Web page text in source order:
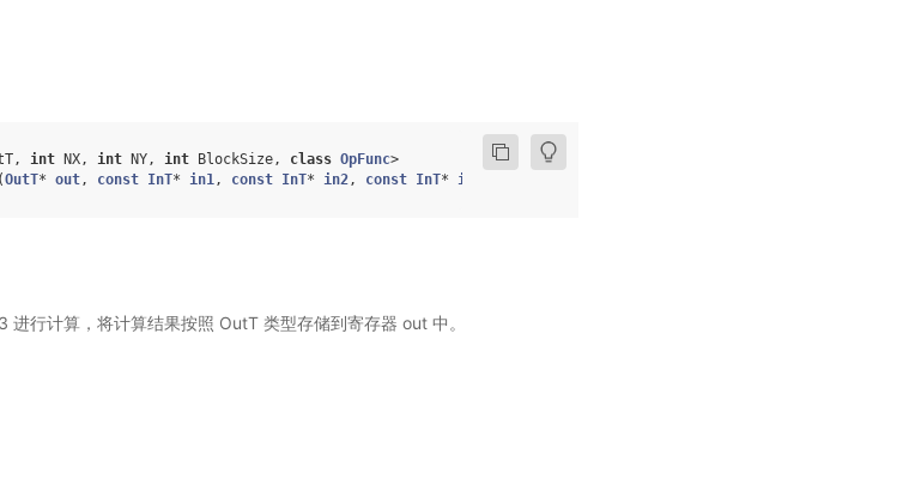
, int NX, int NY, int BlockSize, class OpFunc>
(OutT* out, const InT* in1, const InT* in2, const InT* in3
行计算，将计算结果按照 OutT 类型存储到寄存器 out 中。